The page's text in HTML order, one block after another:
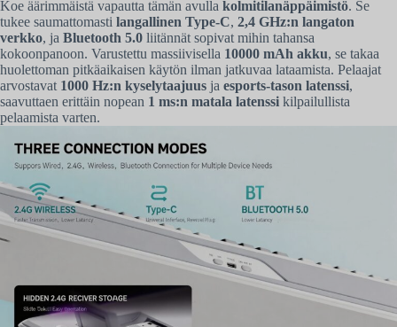
Koe äärimmäistä vapautta tämän avulla kolmitilanäppäimistö. Se
tukee saumattomasti langallinen Type-C, 2,4 GHz:n langaton
verkko, ja Bluetooth 5.0 liitännät sopivat mihin tahansa
kokoonpanoon. Varustettu massiivisella 10000 mAh akku, se takaa
huolettoman pitkäaikaisen käytön ilman jatkuvaa lataamista. Pelaajat
arvostavat 1000 Hz:n kyselytaajuus ja esports-tason latenssi,
saavuttaen erittäin nopean 1 ms:n matala latenssi kilpailullista
pelaamista varten.